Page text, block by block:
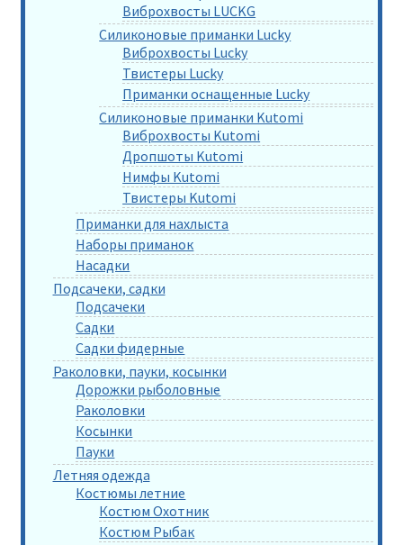
Виброхвосты LUCKG
Силиконовые приманки Lucky
Виброхвосты Lucky
Твистеры Lucky
Приманки оснащенные Lucky
Силиконовые приманки Kutomi
Виброхвосты Kutomi
Дропшоты Kutomi
Нимфы Kutomi
Твистеры Kutomi
Приманки для нахлыста
Наборы приманок
Насадки
Подсачеки, садки
Подсачеки
Садки
Садки фидерные
Раколовки, пауки, косынки
Дорожки рыболовные
Раколовки
Косынки
Пауки
Летняя одежда
Костюмы летние
Костюм Охотник
Костюм Рыбак